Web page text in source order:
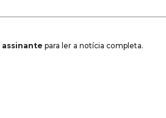
assinante para ler a notícia completa.